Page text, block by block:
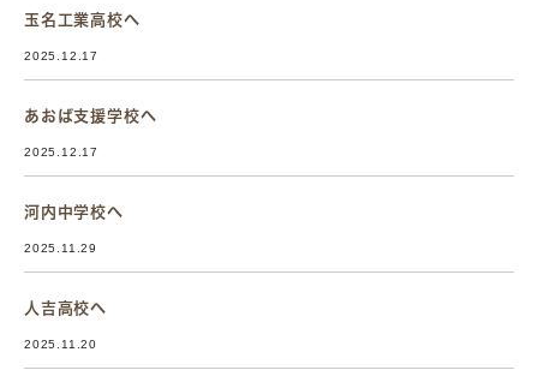
玉名工業高校へ
2025.12.17
あおば支援学校へ
2025.12.17
河内中学校へ
2025.11.29
人吉高校へ
2025.11.20